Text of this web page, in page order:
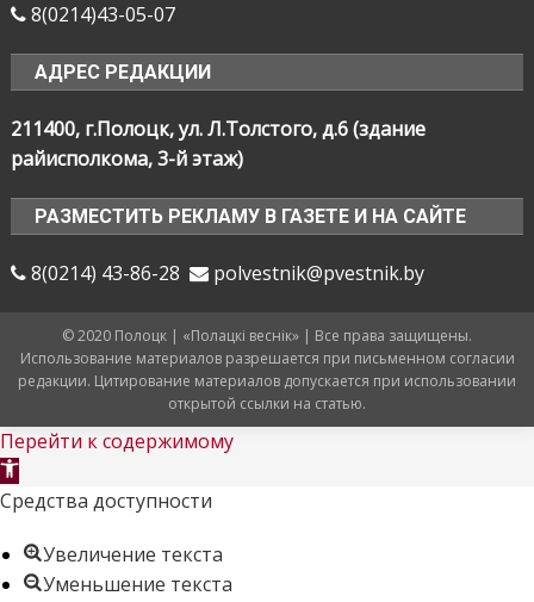
8(0214)43-05-07
АДРЕС РЕДАКЦИИ
211400, г.Полоцк, ул. Л.Толстого, д.6 (здание
райисполкома, 3-й этаж)
РАЗМЕСТИТЬ РЕКЛАМУ В ГАЗЕТЕ И НА САЙТЕ
8(0214) 43-86-28 polvestnik@pvestnik.by
© 2020 Полоцк | «Полацкі веснік» | Все права защищены.
Использование материалов разрешается при письменном согласии
редакции. Цитирование материалов допускается при использовании
открытой ссылки на статью.
Перейти к содержимому
Открыть
панель
Средства доступности
Увеличение текста
Уменьшение текста